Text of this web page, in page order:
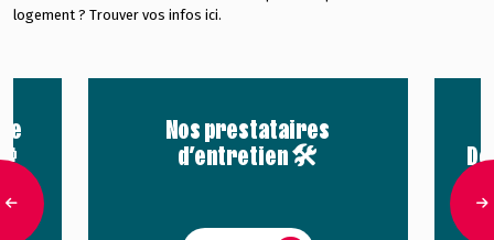
logement ? Trouver vos infos ici.
Nos prestataires
d’entretien 🛠️